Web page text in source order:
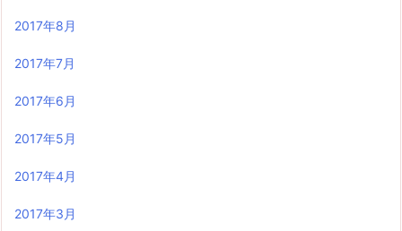
2017年8月
2017年7月
2017年6月
2017年5月
2017年4月
2017年3月